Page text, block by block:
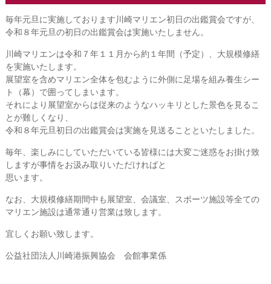
毎年元旦に実施しております川崎マリエン初日の出鑑賞会ですが、
令和８年元旦の初日の出鑑賞会は実施いたしません。
川崎マリエンは令和７年１１月から約１年間（予定）、大規模修繕
を実施いたします。
展望室を含めマリエン全体を包むように外側に足場を組み養生シー
ト（幕）で囲ってしまいます。
それにより展望室からは従来のようなハッキリとした景色を見るこ
とが難しくなり、
令和８年元旦初日の出鑑賞会は実施を見送ることといたしました。
毎年、楽しみにしていただいている皆様には大変ご迷惑をお掛け致
しますが事情をお汲み取りいただければと
思います。
なお、大規模修繕期間中も展望室、会議室、スポーツ施設等全ての
マリエン施設は通常通り営業は致します。
宜しくお願い致します。
公益社団法人川崎港振興協会 会館事業係